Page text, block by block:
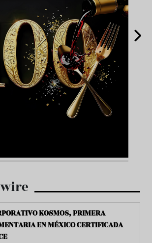
KOSMOS, PRIMERA
EN MÉXICO CERTIFICADA